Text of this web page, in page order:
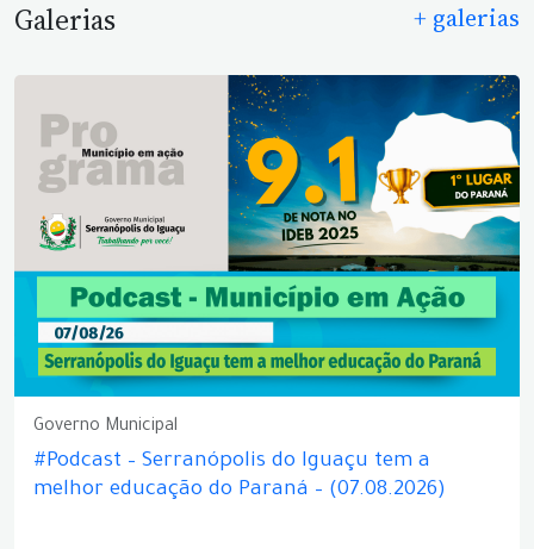
Galerias + galerias
Governo Municipal
#Podcast – Serranópolis do Iguaçu tem a
melhor educação do Paraná – (07.08.2026)